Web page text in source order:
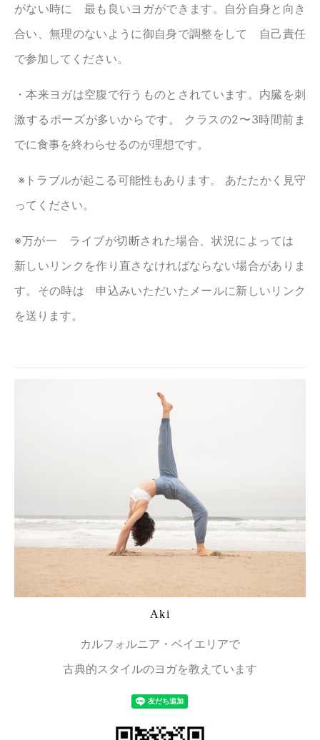
がない時に 最も良いヨガができます。自分自身と向き
合い、無理のないように御自身で調整をして 自己責任
で参加してください。
・本来ヨガは空腹で行うものとされています。内臓を刺
激するポーズが多いからです。 クラスの2〜3時間前ま
でに食事を終わらせるのが理想です。
※トラブルが起こる可能性もあります。 あたたかく見守
ってください。
※万が一 ライブが切断された場合、状況によっては
新しいリンクを作り直さなければならない場合がありま
す。その時は 申込みいただいたメールに新しいリンク
を送ります。
Aki
カルフォルニア・ベイエリアで
古典的スタイルのヨガを教えています